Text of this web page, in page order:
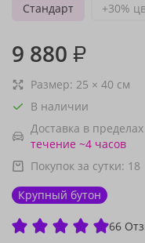
Стандарт
+30%
9 880 ₽
Размер: 25 × 40 см
В наличии
Доставка в
течение ~4 часов
Покупок за сутки: 18
Крупный бутон
66